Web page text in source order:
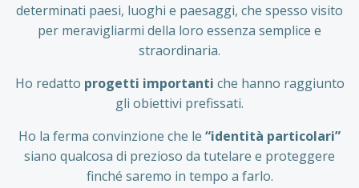
determinati paesi, luoghi e paesaggi, che spesso visito
per meravigliarmi della loro essenza semplice e
straordinaria.
Ho redatto progetti importanti che hanno raggiunto
gli obiettivi prefissati.
Ho la ferma convinzione che le “identità particolari”
siano qualcosa di prezioso da tutelare e proteggere
finché saremo in tempo a farlo.